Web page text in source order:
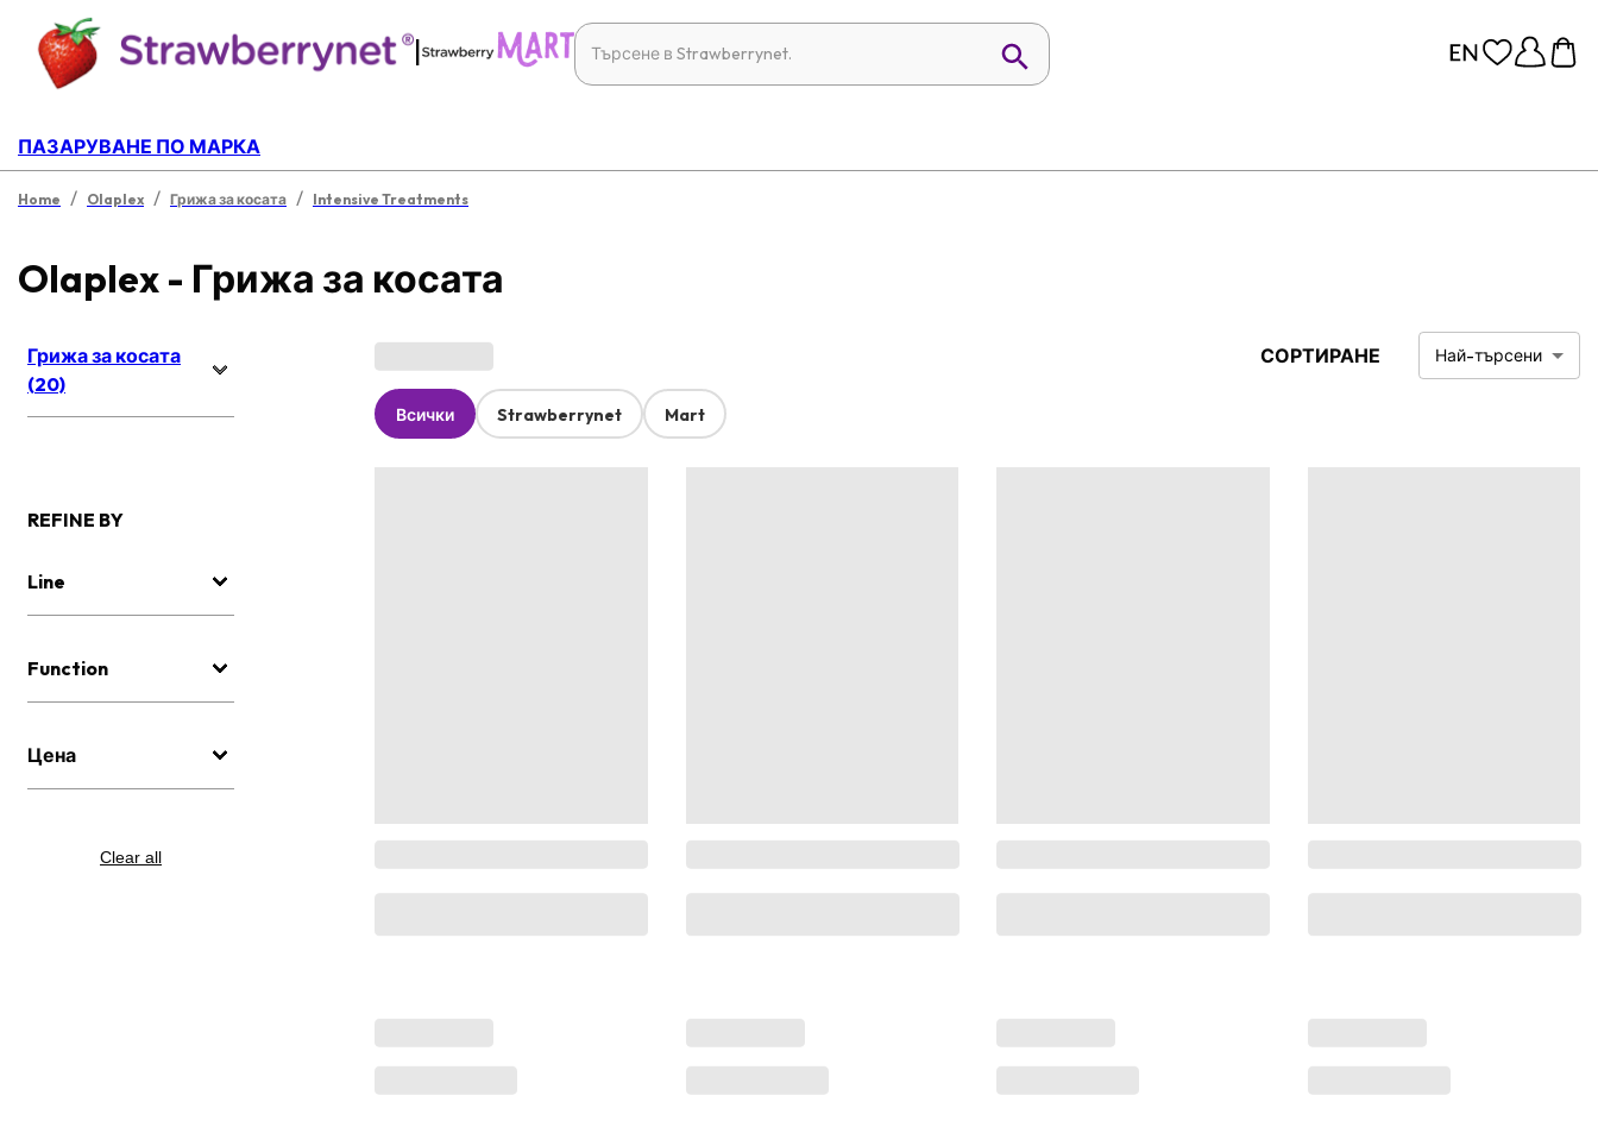
|
ПАЗАРУВАНЕ ПО МАРКА
Home / Olaplex / Грижа за косата / Intensive Treatments
Olaplex - Грижа за косата
Грижа за косата
(20)
REFINE BY
Line
Function
Цена
Clear all
СОРТИРАНЕ Най-търсени
Всички Strawberrynet Mart